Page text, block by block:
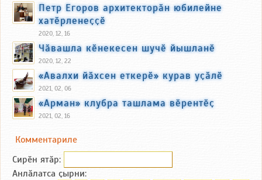
Петр Егоров архитекторӑн юбилейне
хатӗрленеҫҫӗ
2020, 12, 16
Чӑвашла кӗнекесен шучӗ йышланӗ
2020, 12, 22
«Авалхи йӑхсен еткерӗ» курав уҫӑлӗ
2021, 02, 06
«Арман» клубра ташлама вӗрентӗҫ
2021, 02, 16
Комментариле
Сирӗн ятӑp:
Анлӑлатса ҫырни: